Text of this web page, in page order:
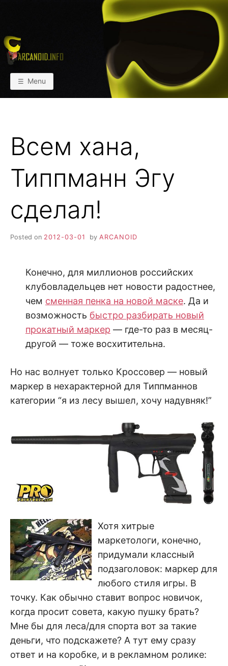
АРКАИНФО
Пейнтбол vs Paintball
Menu
Всем хана,
Типпманн Эгу
сделал!
Posted on 2012-03-01 by ARCANOID
Конечно, для миллионов российских
клубовладельцев нет новости радостнее,
чем сменная пенка на новой маске. Да и
возможность быстро разбирать новый
прокатный маркер — где-то раз в месяц-
другой — тоже восхитительна.
Но нас волнует только Кроссовер — новый
маркер в нехарактерной для Типпманнов
категории “я из лесу вышел, хочу надувняк!”
Хотя хитрые
маркетологи, конечно,
придумали классный
подзаголовок: маркер для
любого стиля игры. В
точку. Как обычно ставит вопрос новичок,
когда просит совета, какую пушку брать?
Мне бы для леса/для спорта вот за такие
деньги, что подскажете? А тут ему сразу
ответ и на коробке, и в рекламном ролике: